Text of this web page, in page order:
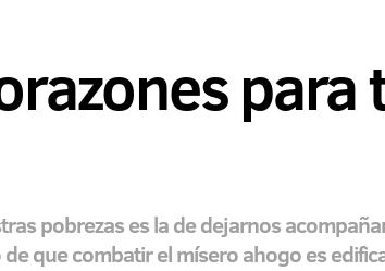
pobrezas es la de dejarnos
que combatir el mísero ahogo es